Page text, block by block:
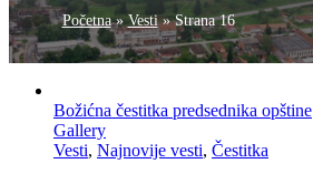
Početna»Vesti»Strana 16
Božićna čestitka predsednika opštine
Gallery
Vesti, Najnovije vesti, Čestitka